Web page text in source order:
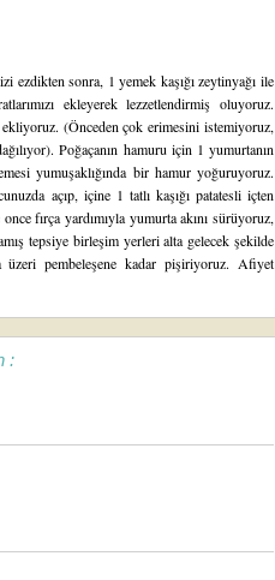
ezdikten sonra, 1 yemek kaşığı zeytinyağı ile
ekleyerek lezzetlendirmiş oluyoruz.
(Önceden çok erimesini istemiyoruz,
Poğaçanın hamuru için 1 yumurtanın
yumuşaklığında bir hamur yoğuruyoruz.
açıp, içine 1 tatlı kaşığı patatesli içten
fırça yardımıyla yumurta akını sürüyoruz,
tepsiye birleşim yerleri alta gelecek şekilde
üzeri pembeleşene kadar pişiriyoruz. Afiyet
: